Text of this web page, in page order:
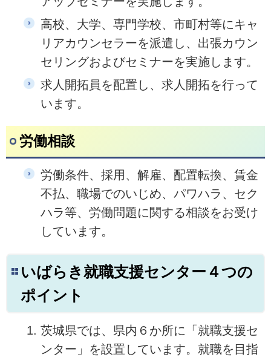
高校、大学、専門学校、市町村等にキャ
リアカウンセラーを派遣し、出張カウン
セリングおよびセミナーを実施します。
求人開拓員を配置し、求人開拓を行って
います。
労働相談
労働条件、採用、解雇、配置転換、賃金
不払、職場でのいじめ、パワハラ、セク
ハラ等、労働問題に関する相談をお受け
しています。
いばらき就職支援センター４つの
ポイント
茨城県では、県内６か所に「就職支援セ
ンター」を設置しています。就職を目指